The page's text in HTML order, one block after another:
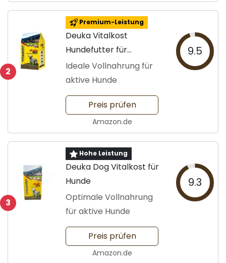
2
Premium-Leistung
Deuka Vitalkost
Hundefutter für
Erwachsene
Ideale Vollnahrung für
aktive Hunde
9.5
Preis prüfen
Amazon.de
3
Hohe Leistung
Deuka Dog Vitalkost für
Hunde
Optimale Vollnahrung
für aktive Hunde
9.3
Preis prüfen
Amazon.de